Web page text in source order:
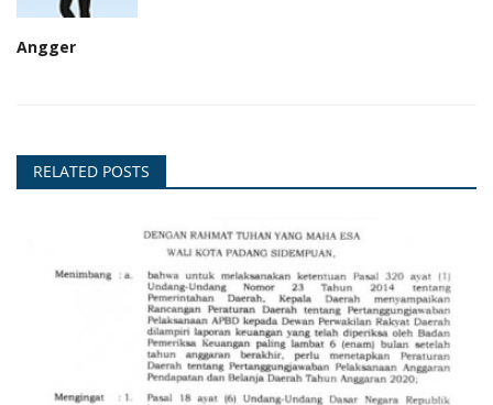
Angger
RELATED POSTS